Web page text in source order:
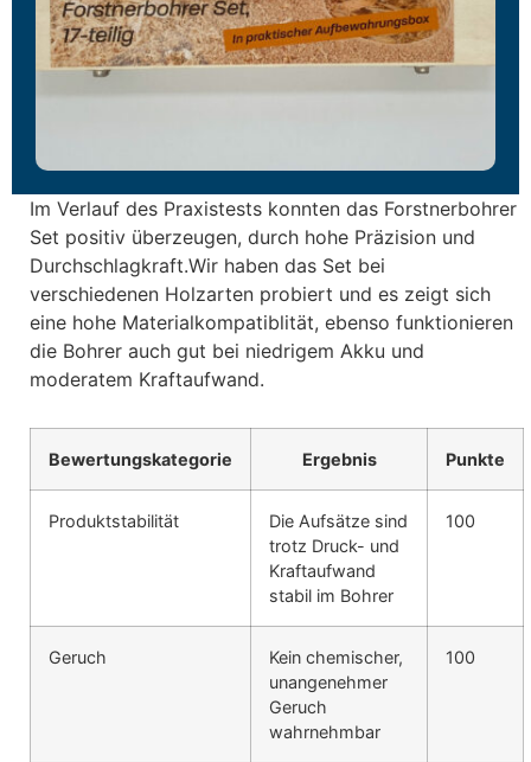
Im Verlauf des Praxistests konnten das Forstnerbohrer
Set positiv überzeugen, durch hohe Präzision und
Durchschlagkraft.Wir haben das Set bei
verschiedenen Holzarten probiert und es zeigt sich
eine hohe Materialkompatiblität, ebenso funktionieren
die Bohrer auch gut bei niedrigem Akku und
moderatem Kraftaufwand.
Bewertungskategorie Ergebnis Punkte
Produktstabilität
Die Aufsätze sind
trotz Druck- und
Kraftaufwand
stabil im Bohrer
100
Geruch
Kein chemischer,
unangenehmer
Geruch
wahrnehmbar
100